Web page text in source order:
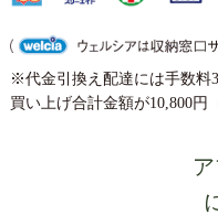
の時期だけの美味しいお
す。楽しいお茶の時間の
（2025年11月4日AM9時迄
◎秋の蔵出し限定茶＆特
◎季節のお菓子・お惣菜は
※代金引換え配達には手数料
買い上げ合計金額が10,800円